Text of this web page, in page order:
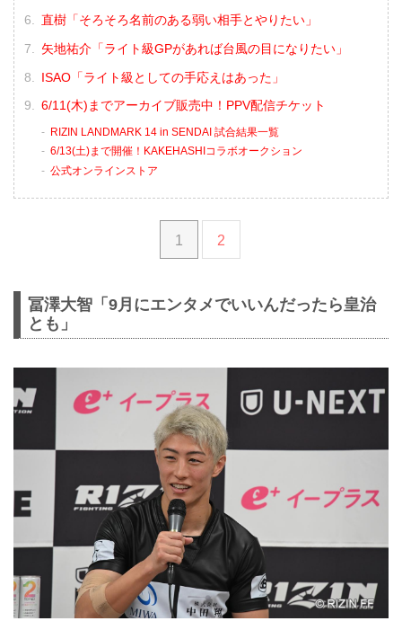
直樹「そろそろ名前のある弱い相手とやりたい」
矢地祐介「ライト級GPがあれば台風の目になりたい」
ISAO「ライト級としての手応えはあった」
6/11(木)までアーカイブ販売中！PPV配信チケット
RIZIN LANDMARK 14 in SENDAI 試合結果一覧
6/13(土)まで開催！KAKEHASHIコラボオークション
公式オンラインストア
1 2
冨澤大智「9月にエンタメでいいんだったら皇治
とも」